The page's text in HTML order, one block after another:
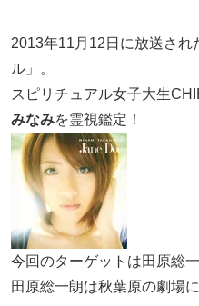
2013年11月12日に放送され
ル」。
スピリチュアル女子大生
みなみを霊視鑑定！
今回のターゲットは田原総
田原総一朗は秋葉原の劇場